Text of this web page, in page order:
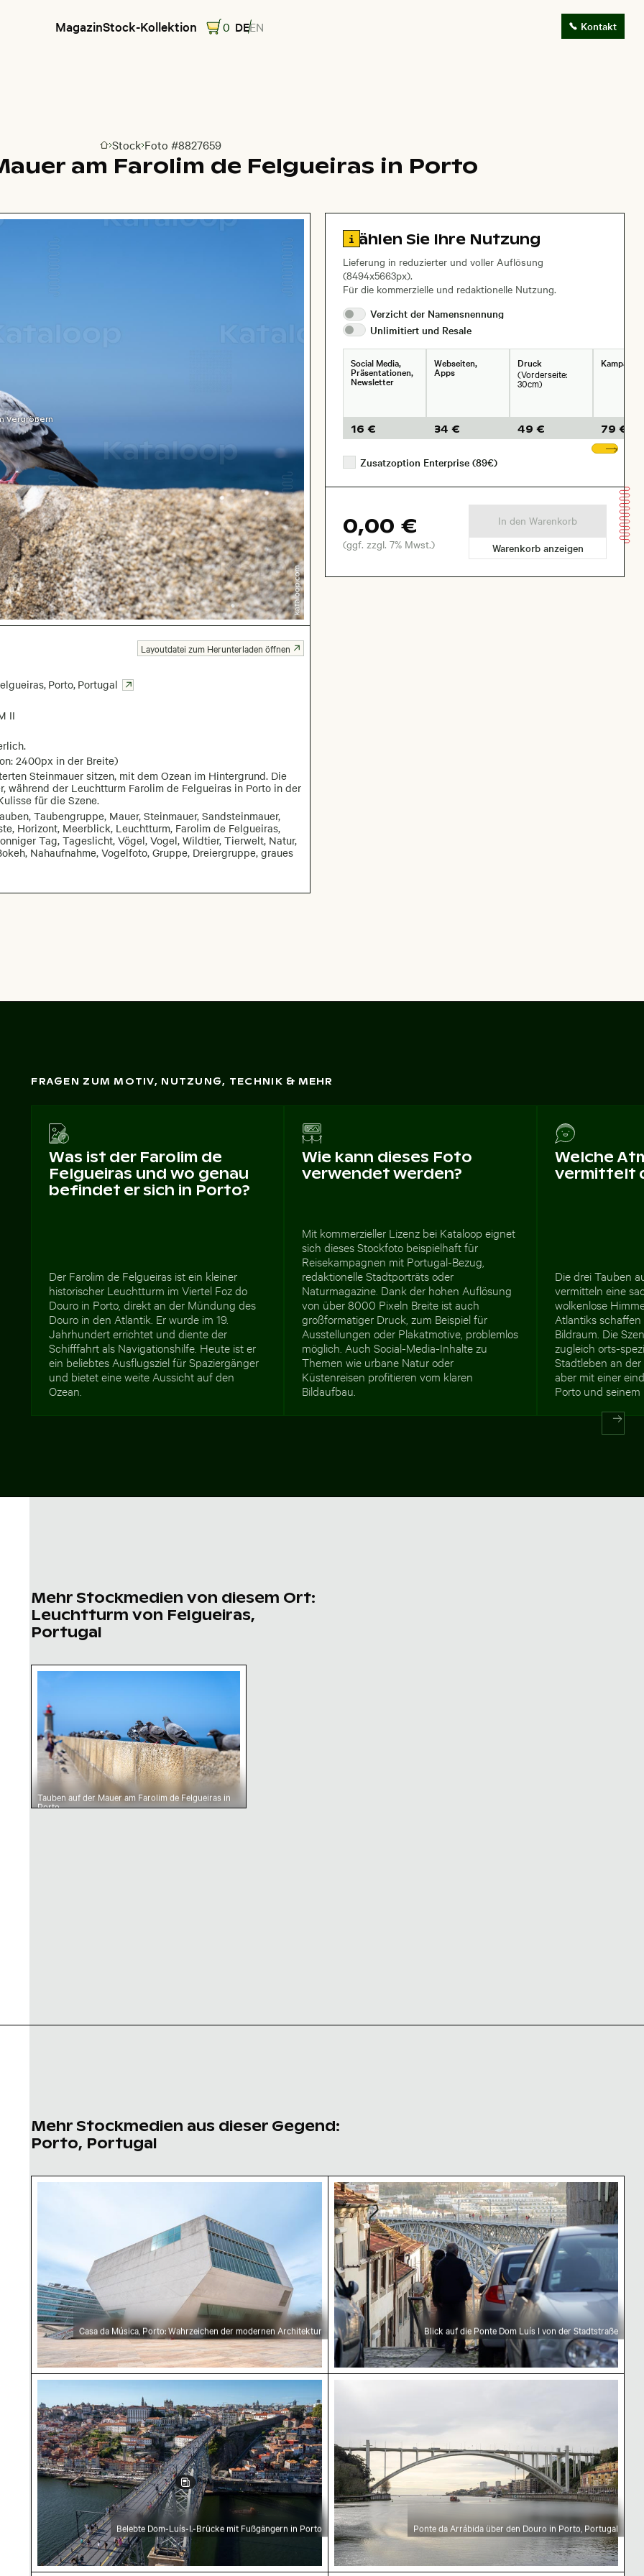
MagazinStock-Kollektion 0 DEEN Kontakt
Zur Homepage
Stock Foto #8827659
am Farolim de Felgueiras in Porto
Vergrößern
, Porto, Portugal
II
2400px in der Breite)
Steinmauer sitzen, mit dem Ozean im Hintergrund. Die
der Leuchtturm Farolim de Felgueiras in Porto in der
für die Szene.
Taubengruppe, Mauer, Steinmauer, Sandsteinmauer,
Horizont, Meerblick, Leuchtturm, Farolim de Felgueiras,
Tag, Tageslicht, Vögel, Vogel, Wildtier, Tierwelt, Natur,
Nahaufnahme, Vogelfoto, Gruppe, Dreiergruppe, graues
Layoutdatei zum Herunterladen öffnen
Zu den Lizenzinformationen springen
Wählen Sie Ihre Nutzung
Lieferung in reduzierter und voller Auflösung
(8494x5663px).
Für die kommerzielle und redaktionelle Nutzung.
Verzicht der Namensnennung
Unlimitiert und Resale
Social Media,
Präsentationen,
Newsletter
16 €
Webseiten,
Apps
34 €
Druck
(Vorderseite:
30cm)
49 €
79 €
Zusatzoption Enterprise (89€)
0,00 €
(ggf. zzgl. 7% Mwst.)
In den Warenkorb
Warenkorb anzeigen
FRAGEN ZUM MOTIV, NUTZUNG, TECHNIK & MEHR
Was ist der Farolim de
Felgueiras und wo genau
befindet er sich in Porto?
Der Farolim de Felgueiras ist ein kleiner
historischer Leuchtturm im Viertel Foz do
Douro in Porto, direkt an der Mündung des
Douro in den Atlantik. Er wurde im 19.
Jahrhundert errichtet und diente der
Schifffahrt als Navigationshilfe. Heute ist er
ein beliebtes Ausflugsziel für Spaziergänger
und bietet eine weite Aussicht auf den
Ozean.
Wie kann dieses Foto
verwendet werden?
Mit kommerzieller Lizenz bei Kataloop eignet
sich dieses Stockfoto beispielhaft für
Reisekampagnen mit Portugal-Bezug,
redaktionelle Stadtporträts oder
Naturmagazine. Dank der hohen Auflösung
von über 8000 Pixeln Breite ist auch
großformatiger Druck, zum Beispiel für
Ausstellungen oder Plakatmotive, problemlos
möglich. Auch Social-Media-Inhalte zu
Themen wie urbane Natur oder
Küstenreisen profitieren vom klaren
Bildaufbau.
Welche
vermittelt
Die drei Tauben
vermitteln eine
wolkenlose
Atlantiks
Bildraum. Die
zugleich orts-
Stadtleben an
aber mit einer
Porto und
Mehr Stockmedien von diesem Ort:
Leuchtturm von Felgueiras,
Portugal
Tauben auf der Mauer am Farolim de Felgueiras in Porto
Tauben auf der Mauer am Farolim de Felgueiras in
Porto
Mehr Stockmedien aus dieser Gegend:
Porto, Portugal
Casa da Música, Porto: Wahrzeichen der modernen Architektur
Casa da Música, Porto: Wahrzeichen der modernen Architektur
Blick auf die Ponte Dom Luís I von der Stadtstraße
Blick auf die Ponte Dom Luís I von der Stadtstraße
Belebte Dom-Luís-I.-Brücke mit Fußgängern in Porto
Belebte Dom-Luís-I.-Brücke mit Fußgängern in Porto
Ponte da Arrábida über den Douro in Porto,
Ponte da Arrábida über den Douro in Porto, Portugal